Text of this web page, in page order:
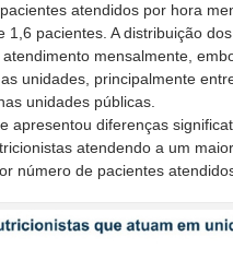
atendidos por hora
pacientes. A distribuição
mensalmente,
unidades, principalmente
unidades públicas.
apresentou diferenças
atendendo a um
número de pacientes